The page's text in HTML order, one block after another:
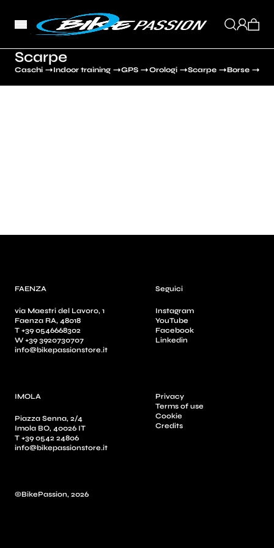
Scarpe
Caschi Indoor training GPS Orologi Scarpe Borse
FAENZA
via Maestri del Lavoro, 1
Faenza RA, 48018
T +39 0546668302
W +39 3920730707
info@bikepassionstore.it
IMOLA
Piazza Senna, 2/4
Imola BO, 40026 IT
T +39 0542 24806
info@bikepassionstore.it
Seguici
Instagram
YouTube
Facebook
Linkedin
Privacy
Terms of use
Cookie
Credits
©BikePassion, 2026